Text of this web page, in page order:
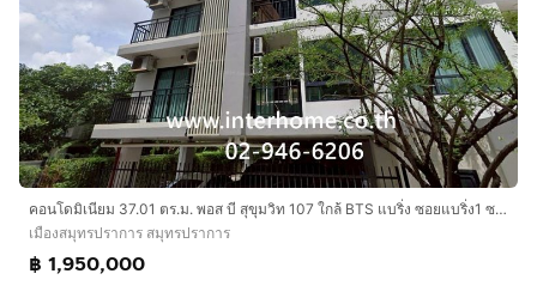
คอนโดมิเนียม 37.01 ตร.ม. พอส บี สุขุมวิท 107 ใกล้ BTS แบริ่ง ซอยแบริ่ง1 ซอยสุขุมวิท107 ถนนสุขุมวิท ถนนศรีนครินทร์ เมืองสมุทรปราการ
เมืองสมุทรปราการ สมุทรปราการ
฿ 1,950,000